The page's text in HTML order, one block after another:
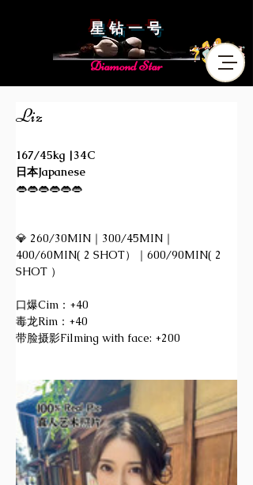
星 钻 一 号
Diamond Star
Liz
167/45kg |34C
日本Japanese
👄👄👄👄👄👄
💎 260/30MIN｜300/45MIN｜
400/60MIN( 2 SHOT）｜600/90MIN( 2
SHOT ）
口爆Cim：+40
毒龙Rim：+40
带脸摄影Filming with face: +200